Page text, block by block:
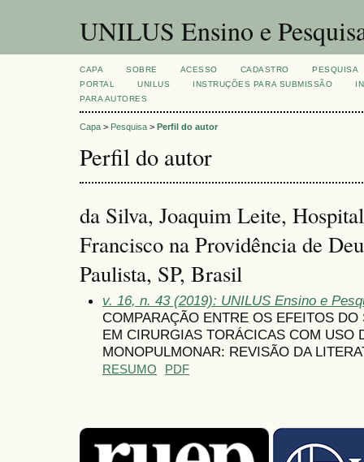
UNILUS Ensino e
CAPA SOBRE ACESSO CADASTRO
PESQUISA
PORTAL
UNILUS INSTRUÇÕES PARA SUBMISSÃO
PARA AUTORES
Capa > Pesquisa > Perfil do autor
Perfil do autor
da Silva, Joaquim Leite,
Francisco na Providência de
Paulista, SP, Brasil
v. 16, n. 43 (2019): UNILUS Ensino e
COMPARAÇÃO ENTRE OS EFEITOS
EM CIRURGIAS TORÁCICAS COM USO
MONOPULMONAR: REVISÃO DA
RESUMO PDF